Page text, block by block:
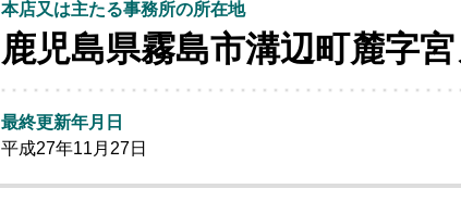
本店又は主たる事務所の所在地
鹿児島県霧島市溝辺町麓字
最終更新年月日
平成27年11月27日